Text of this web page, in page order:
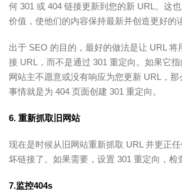
何 301 或 404 链接更新到您的新 URL。这
价值，使他们的内容保持最新并创造更好的
出于 SEO 的目的，最好的做法是让 URL 将
接 URL，而不是通过 301 重定向。如果它指
网站主不愿意或没有响应为您更新 URL，
事情就是为 404 页面创建 301 重定向。
6. 重新抓取旧网站
现在是时候从旧网站重新抓取 URL 并更正
坏链接了。如果需要，设置 301 重定向，检
7.监控404s